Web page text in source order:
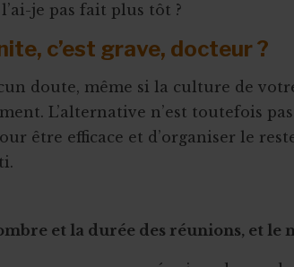
je pas fait plus tôt ?
c’est grave, docteur ?
doute, même si la culture de
L’alternative n’est toutefois
être efficace et d’organiser le
et la durée des réunions, et le